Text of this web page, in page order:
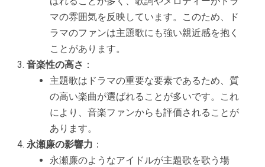
マの雰囲気を反映しています。このため、ド
ラマのファンは主題歌にも強い親近感を抱く
ことがあります。
音楽性の高さ ：
主題歌はドラマの重要な要素であるため、質
の高い楽曲が選ばれることが多いです。これ
により、音楽ファンからも評価されることが
あります。
永瀬廉の影響力 ：
永瀬廉のようなアイドルが主題歌を歌う場